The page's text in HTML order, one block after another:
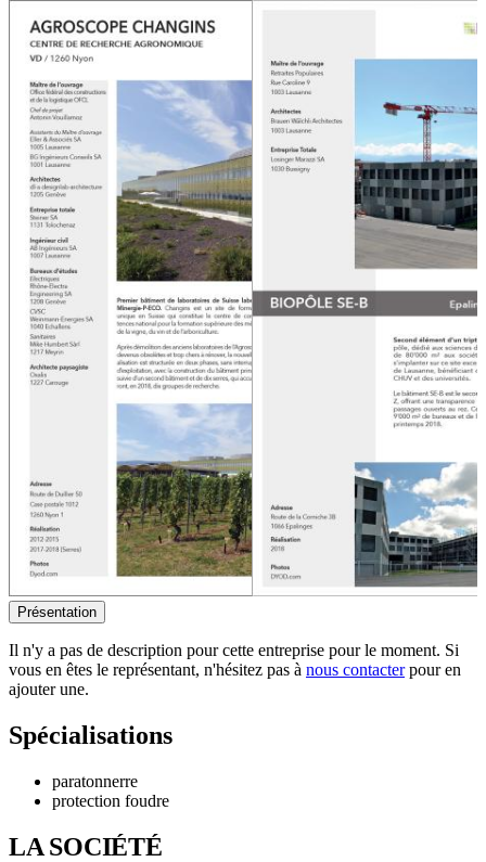
Présentation
Il n'y a pas de description pour cette entreprise pour le moment. Si
vous en êtes le représentant, n'hésitez pas à nous contacterpour en
ajouter une.
Spécialisations
paratonnerre
protection foudre
LA SOCIÉTÉ